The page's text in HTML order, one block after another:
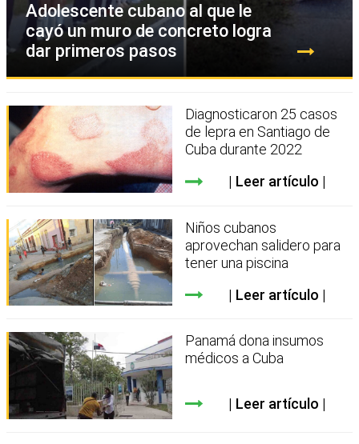
Adolescente cubano al que le
cayó un muro de concreto logra
dar primeros pasos
Diagnosticaron 25 casos
de lepra en Santiago de
Cuba durante 2022
Leer artículo
Niños cubanos
aprovechan salidero para
tener una piscina
Leer artículo
Panamá dona insumos
médicos a Cuba
Leer artículo